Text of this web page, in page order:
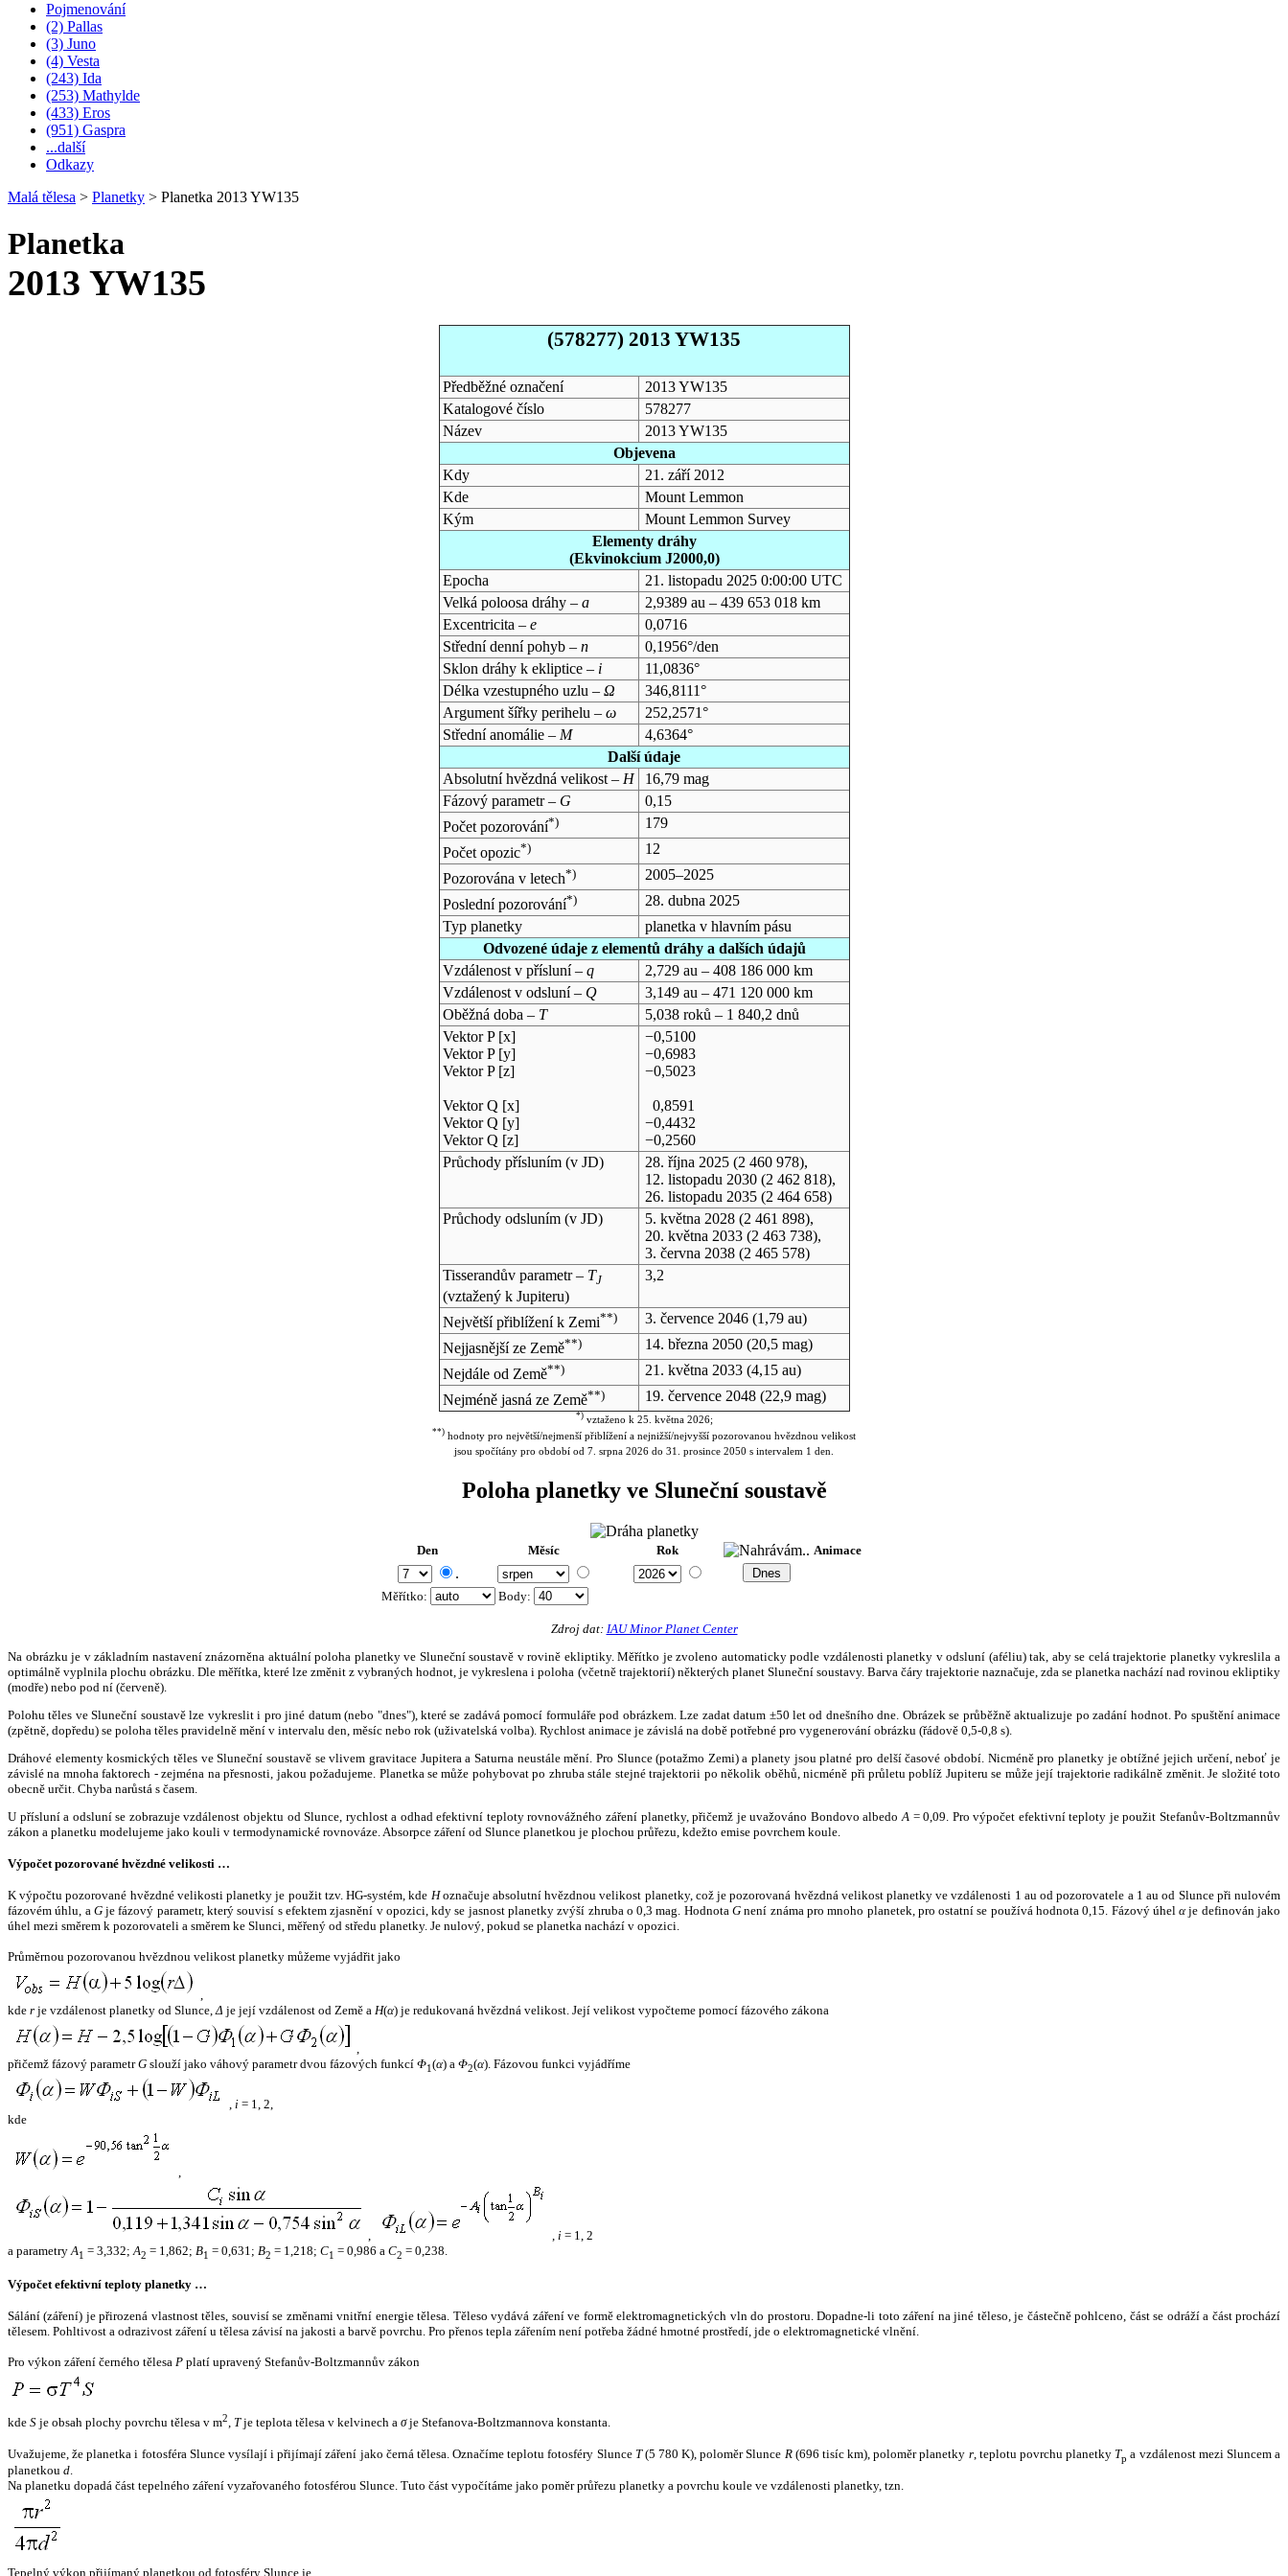
Pojmenování
(2) Pallas
(3) Juno
(4) Vesta
(243) Ida
(253) Mathylde
(433) Eros
(951) Gaspra
...další
Odkazy
Malá tělesa > Planetky > Planetka 2013 YW135
Planetka
2013 YW135
(578277) 2013 YW135
Předběžné označení
2013 YW135
Katalogové číslo
578277
Název
2013 YW135
Objevena
Kdy
21. září 2012
Kde
Mount Lemmon
Kým
Mount Lemmon Survey
Elementy dráhy
(Ekvinokcium J2000,0)
Epocha
21. listopadu 2025 0:00:00 UTC
Velká poloosa dráhy – a
2,9389 au – 439 653 018 km
Excentricita – e
0,0716
Střední denní pohyb – n
0,1956°/den
Sklon dráhy k ekliptice – i
11,0836°
Délka vzestupného uzlu – Ω
346,8111°
Argument šířky perihelu – ω
252,2571°
Střední anomálie – M
4,6364°
Další údaje
Absolutní hvězdná velikost – H
16,79 mag
Fázový parametr – G
0,15
Počet pozorování*)
179
Počet opozic*)
12
Pozorována v letech*)
2005–2025
Poslední pozorování*)
28. dubna 2025
Typ planetky
planetka v hlavním pásu
Odvozené údaje z elementů dráhy a dalších údajů
Vzdálenost v přísluní – q
2,729 au – 408 186 000 km
Vzdálenost v odsluní – Q
3,149 au – 471 120 000 km
Oběžná doba – T
5,038 roků – 1 840,2 dnů
Vektor P [x]
Vektor P [y]
Vektor P [z]
Vektor Q [x]
Vektor Q [y]
Vektor Q [z]
−0,5100
−0,6983
−0,5023
0,8591
−0,4432
−0,2560
Průchody přísluním (v JD) 28. října 2025(2 460 978),
12. listopadu 2030(2 462 818),
26. listopadu 2035(2 464 658)
Průchody odsluním (v JD) 5. května 2028(2 461 898),
20. května 2033(2 463 738),
3. června 2038(2 465 578)
Tisserandův parametr – TJ
(vztažený k Jupiteru)
3,2
Největší přiblížení k Zemi**) 3. července 2046(1,79 au)
Nejjasnější ze Země**) 14. března 2050(20,5 mag)
Nejdále od Země**) 21. května 2033(4,15 au)
Nejméně jasná ze Země**) 19. července 2048(22,9 mag)
*)vztaženo k 25. května 2026;
**) hodnoty pro největší/nejmenší přiblížení a nejnižší/nejvyšší pozorovanou hvězdnou velikost
jsou spočítány pro období od 7. srpna 2026 do 31. prosince 2050 s intervalem 1 den.
Poloha planetky ve Sluneční soustavě
Den Měsíc Rok Animace
.
Měřítko: Body:
Zdroj dat: IAU Minor Planet Center
Na obrázku je v základním nastavení znázorněna aktuální poloha planetky ve Sluneční soustavě v rovině ekliptiky. Měřítko je zvoleno automaticky podle vzdálenosti planetky v odsluní (aféliu) tak, aby se celá trajektorie planetky vykreslila a
optimálně vyplnila plochu obrázku. Dle měřítka, které lze změnit z vybraných hodnot, je vykreslena i poloha (včetně trajektorií) některých planet Sluneční soustavy. Barva čáry trajektorie naznačuje, zda se planetka nachází nad rovinou ekliptiky
(modře) nebo pod ní (červeně).
Polohu těles ve Sluneční soustavě lze vykreslit i pro jiné datum (nebo "dnes"), které se zadává pomocí formuláře pod obrázkem. Lze zadat datum ±50 let od dnešního dne. Obrázek se průběžně aktualizuje po zadání hodnot. Po spuštění animace
(zpětně, dopředu) se poloha těles pravidelně mění v intervalu den, měsíc nebo rok (uživatelská volba). Rychlost animace je závislá na době potřebné pro vygenerování obrázku (řádově 0,5-0,8 s).
Dráhové elementy kosmických těles ve Sluneční soustavě se vlivem gravitace Jupitera a Saturna neustále mění. Pro Slunce (potažmo Zemi) a planety jsou platné pro delší časové období. Nicméně pro planetky je obtížné jejich určení, neboť je
závislé na mnoha faktorech - zejména na přesnosti, jakou požadujeme. Planetka se může pohybovat po zhruba stále stejné trajektorii po několik oběhů, nicméně při průletu poblíž Jupiteru se může její trajektorie radikálně změnit. Je složité toto
obecně určit. Chyba narůstá s časem.
U přísluní a odsluní se zobrazuje vzdálenost objektu od Slunce, rychlost a odhad efektivní teploty rovnovážného záření planetky, přičemž je uvažováno Bondovo albedo A = 0,09. Pro výpočet efektivní teploty je použit Stefanův-Boltzmannův
zákon a planetku modelujeme jako kouli v termodynamické rovnováze. Absorpce záření od Slunce planetkou je plochou průřezu, kdežto emise povrchem koule.
Výpočet pozorované hvězdné velikosti …
K výpočtu pozorované hvězdné velikosti planetky je použit tzv. HG-systém, kde Hoznačuje absolutní hvězdnou velikost planetky, což je pozorovaná hvězdná velikost planetky ve vzdálenosti 1 au od pozorovatele a 1 au od Slunce při nulovém
fázovém úhlu, a Gje fázový parametr, který souvisí s efektem zjasnění v opozici, kdy se jasnost planetky zvýší zhruba o 0,3 mag. HodnotaG není známa pro mnoho planetek, pro ostatní se používá hodnota 0,15. Fázový úhelα je definován jako
úhel mezi směrem k pozorovateli a směrem ke Slunci, měřený od středu planetky. Je nulový, pokud se planetka nachází v opozici.
Průměrnou pozorovanou hvězdnou velikost planetky můžeme vyjádřit jako
,
kde r je vzdálenost planetky od Slunce,Δ je její vzdálenost od Země a H(α) je redukovaná hvězdná velikost. Její velikost vypočteme pomocí fázového zákona
,
přičemž fázový parametrG slouží jako váhový parametr dvou fázových funkcí Φ1(α) a Φ2(α). Fázovou funkci vyjádříme
, i = 1, 2,
kde
,
, , i = 1, 2
a parametryA1 = 3,332;A2 = 1,862; B1 = 0,631; B2 = 1,218; C1 = 0,986 a C2 = 0,238.
Výpočet efektivní teploty planetky …
Sálání (záření) je přirozená vlastnost těles, souvisí se změnami vnitřní energie tělesa. Těleso vydává záření ve formě elektromagnetických vln do prostoru. Dopadne-li toto záření na jiné těleso, je částečně pohlceno, část se odráží a část prochází
tělesem. Pohltivost a odrazivost záření u tělesa závisí na jakosti a barvě povrchu. Pro přenos tepla zářením není potřeba žádné hmotné prostředí, jde o elektromagnetické vlnění.
Pro výkon záření černého tělesa P platí upravený Stefanův-Boltzmannův zákon
kde S je obsah plochy povrchu tělesa v m2, Tje teplota tělesa v kelvinech a σje Stefanova-Boltzmannova konstanta.
Uvažujeme, že planetka i fotosféra Slunce vysílají i přijímají záření jako černá tělesa. Označíme teplotu fotosféry Slunce T(5 780 K), poloměr Slunce R(696 tisíc km), poloměr planetky r, teplotu povrchu planetky Tp a vzdálenost mezi Sluncem a
planetkou d.
Na planetku dopadá část tepelného záření vyzařovaného fotosférou Slunce. Tuto část vypočítáme jako poměr průřezu planetky a povrchu koule ve vzdálenosti planetky, tzn.
Tepelný výkon přijímaný planetkou od fotosféry Slunce je